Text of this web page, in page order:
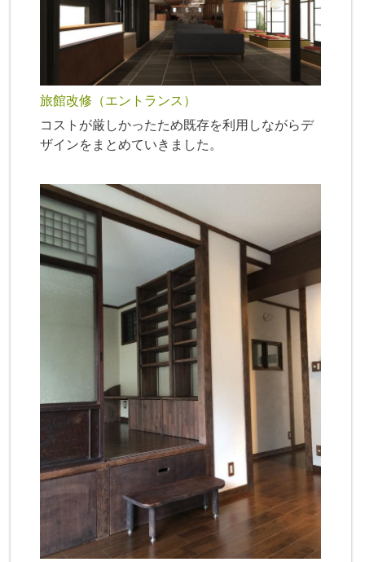
旅館改修（エントランス）
コストが厳しかったため既存を利用しながらデ
ザインをまとめていきました。